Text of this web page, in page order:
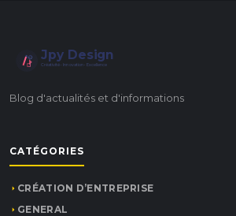
Jpy Design
Créativité • Innovation • Excellence
Blog d'actualités et d'informations
CATÉGORIES
CRÉATION D’ENTREPRISE
GENERAL